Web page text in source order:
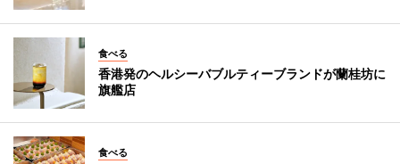
食べる
香港発のヘルシーバブルティーブランドが蘭桂坊に
旗艦店
食べる